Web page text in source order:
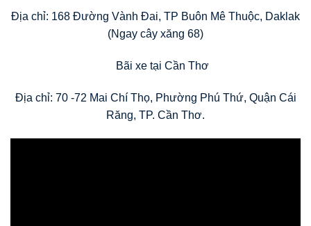
Địa chỉ: 168 Đường Vành Đai, TP Buôn Mê Thuộc, Daklak
(Ngay cây xăng 68)
Bãi xe tại Cần Thơ
Địa chỉ: 70 -72 Mai Chí Thọ, Phường Phú Thứ, Quận Cái
Răng, TP. Cần Thơ.